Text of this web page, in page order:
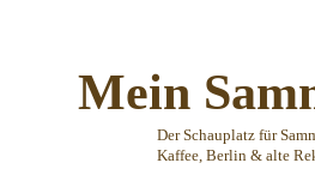
Mein
Der Schauplatz für
Kaffee, Berlin & alte